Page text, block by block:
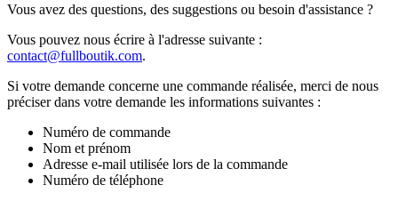
Vous avez des questions, des suggestions ou besoin d'assistance ?
Vous pouvez nous écrire à l'adresse suivante :
contact@fullboutik.com.
Si votre demande concerne une commande réalisée, merci de nous
préciser dans votre demande les informations suivantes :
Numéro de commande
Nom et prénom
Adresse e-mail utilisée lors de la commande
Numéro de téléphone